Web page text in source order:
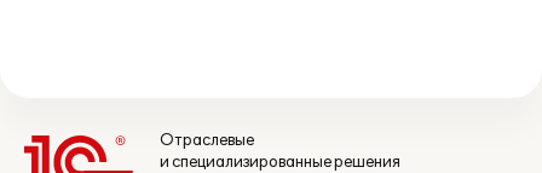
Отраслевые
и специализированные решения